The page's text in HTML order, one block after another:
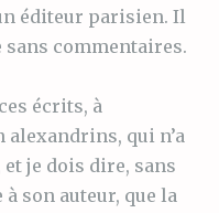
éditeur parisien. Il
sans commentaires.
écrits, à
alexandrins, qui n’a
je dois dire, sans
son auteur, que la